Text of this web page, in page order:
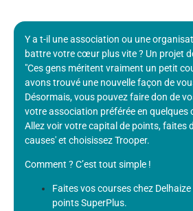
Y a t-il une association ou une
battre votre cœur plus vite ? Un projet
"Ces gens méritent vraiment un petit
avons trouvé une nouvelle façon de
Désormais, vous pouvez faire don de
votre association préférée en quelques
Allez voir votre capital de points, faites
causes' et choisissez Trooper.
Comment ? C’est tout simple !
Faites vos courses chez
points SuperPlus.